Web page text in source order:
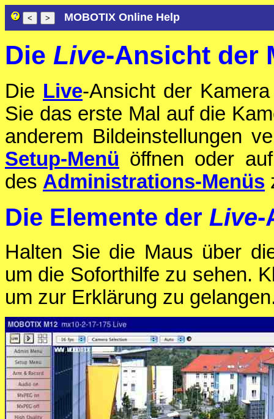
MOBOTIX Online Help
Die Live-Ansicht der
Die Live-Ansicht der
Sie das erste Mal auf die
anderem Bildeinstellungen
Setup-Menü öffnen oder
des Administrations-Menüs
Die Elemente der Live-
Halten Sie die Maus über
um die Soforthilfe zu sehen.
um zur Erklärung zu